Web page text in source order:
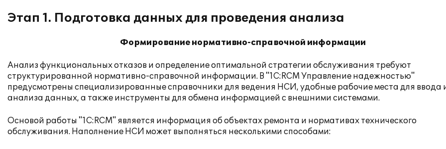
Этап 1. Подготовка данных для проведения анализа
Формирование нормативно-справочной информации
Анализ функциональных отказов и определение оптимальной стратегии обслуживания требуют
структурированной нормативно-справочной информации. В "1С:RCM Управление надежностью"
предусмотрены специализированные справочники для ведения НСИ, удобные рабочие места для ввода
анализа данных, а также инструменты для обмена информацией с внешними системами.
Основой работы "1С:RCM" является информация об объектах ремонта и нормативах технического
обслуживания. Наполнение НСИ может выполняться несколькими способами: